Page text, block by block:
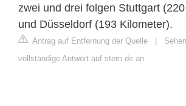
zwei und drei folgen Stuttgart
und Düsseldorf (193 Kilometer).
Antrag auf Entfernung der Quelle
vollständige Antwort auf stern.de an